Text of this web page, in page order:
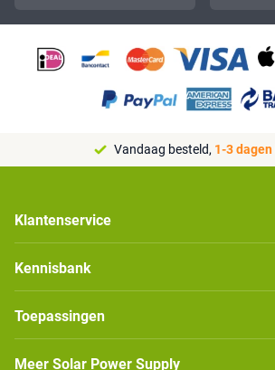
Vandaag besteld, 1-3 dagen
Klantenservice
Kennisbank
Toepassingen
Meer Solar Power Supply